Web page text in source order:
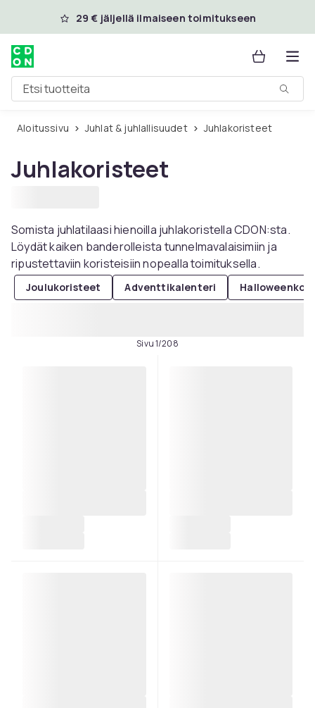
Ohita ja siirry pääsisältöön
29 € jäljellä ilmaiseen toimitukseen
Etsi tuotteita
Aloitussivu Juhlat & juhlallisuudet Juhlakoristeet
Juhlakoristeet
Somista juhlatilaasi hienoilla juhlakoristella CDON:sta.
Löydät kaiken banderolleista tunnelmavalaisimiin ja
ripustettaviin koristeisiin nopealla toimituksella.
Joulukoristeet Adventtikalenteri
Sivu 1/208